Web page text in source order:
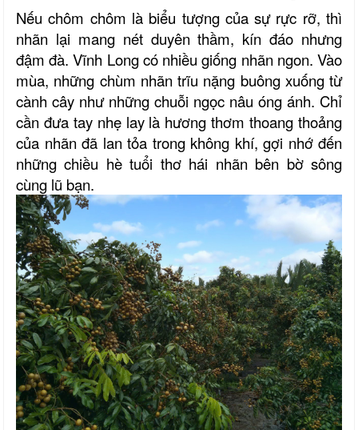
Nếu chôm chôm là biểu tượng của sự rực rỡ, thì
nhãn lại mang nét duyên thầm, kín đáo nhưng
đậm đà. Vĩnh Long có nhiều giống nhãn ngon. Vào
mùa, những chùm nhãn trĩu nặng buông xuống từ
cành cây như những chuỗi ngọc nâu óng ánh. Chỉ
cần đưa tay nhẹ lay là hương thơm thoang thoảng
của nhãn đã lan tỏa trong không khí, gợi nhớ đến
những chiều hè tuổi thơ hái nhãn bên bờ sông
cùng lũ bạn.